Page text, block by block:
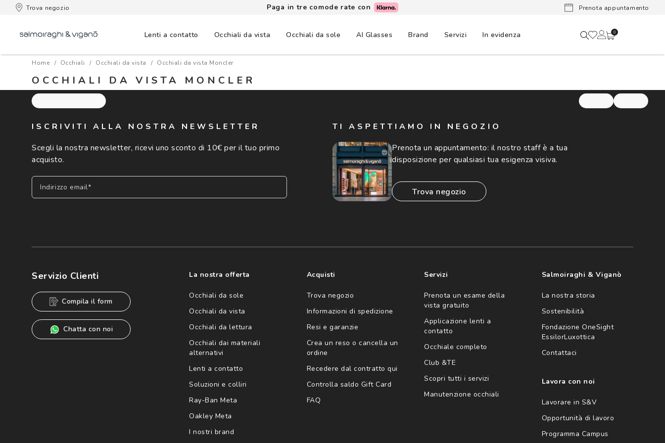
Trova negozio Paga in tre comode rate con Lenti a
Prenota appuntamento
Lenti a contatto Occhiali da vista Occhiali da sole AI Glasses Brand Servizi In evidenza 0
Home Occhiali Occhiali da vista Occhiali da vista Moncler
OCCHIALI DA VISTA MONCLER
ISCRIVITI ALLA NOSTRA NEWSLETTER
Scegli la nostra newsletter, ricevi uno sconto di 10€ per il tuo primo
acquisto.
Indirizzo email*
speciali, novità ed altre comunicazioni di carattere pubblicitario (consultare
Informativa sulla privacy
per ulteriori informazioni).
TI ASPETTIAMO IN NEGOZIO
Prenota un appuntamento: il nostro staff è a tua
disposizione per qualsiasi tua esigenza visiva.
trova negozio
Servizio Clienti
Compila il form
Chatta con noi
La nostra offerta
Occhiali da sole
Occhiali da vista
Occhiali da lettura
Occhiali dai materiali
alternativi
Lenti a contatto
Soluzioni e colliri
Ray-Ban Meta
Oakley Meta
I nostri brand
Acquisti
Trova negozio
Informazioni di spedizione
Resi e garanzie
Crea un reso o cancella un
ordine
Recedere dal contratto qui
Controlla saldo Gift Card
FAQ
Servizi
Prenota un esame della
vista gratuito
Applicazione lenti a
contatto
Occhiale completo
Club &TE
Scopri tutti i servizi
Manutenzione occhiali
Salmoiraghi & Viganò
La nostra storia
Sostenibilità
Fondazione OneSight
EssilorLuxottica
Contattaci
Lavora con noi
Lavorare in S&V
Opportunità di lavoro
Programma Campus